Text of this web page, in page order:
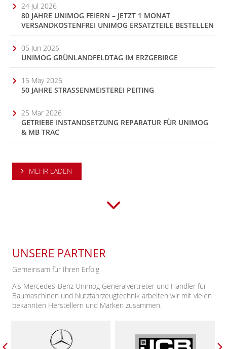
24 Jul 2026
80 JAHRE UNIMOG FEIERN – JETZT 1 MONAT
VERSANDKOSTENFREI UNIMOG ERSATZTEILE BESTELLEN
05 Jun 2026
UNIMOG GRÜNLANDFELDTAG IM ERZGEBIRGE
15 May 2026
50 JAHRE STRASSENMEISTEREI PEITING
25 Mar 2026
GETRIEBE INSTANDSETZUNG REPARATUR FÜR UNIMOG
& MB TRAC
MEHR LADEN
UNSERE PARTNER
Gemeinsam für Ihren Erfolg
Als Mercedes-Benz Unimog Generalvertreter und Händler für
Baumaschinen und Nutzfahrzeugtechnik arbeiten wir mit vielen
bekannten Herstellern und Marken zusammen.